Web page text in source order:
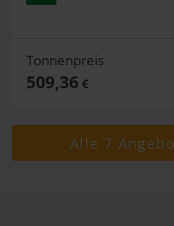
Tonnenpreis
509,36 €
Alle 7